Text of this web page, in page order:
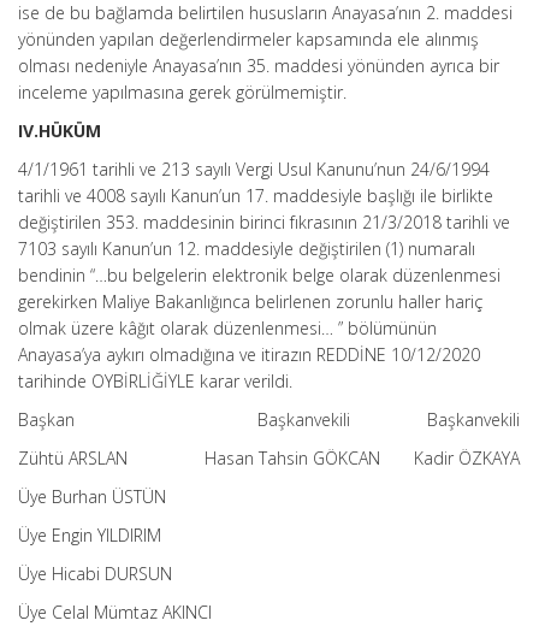
ise de bu bağlamda belirtilen hususların Anayasa’nın 2. maddesi
yönünden yapılan değerlendirmeler kapsamında ele alınmış
olması nedeniyle Anayasa’nın 35. maddesi yönünden ayrıca bir
inceleme yapılmasına gerek görülmemiştir.
IV.HÜKÜM
4/1/1961 tarihli ve 213 sayılı Vergi Usul Kanunu’nun 24/6/1994
tarihli ve 4008 sayılı Kanun’un 17. maddesiyle başlığı ile birlikte
değiştirilen 353. maddesinin birinci fıkrasının 21/3/2018 tarihli ve
7103 sayılı Kanun’un 12. maddesiyle değiştirilen (1) numaralı
bendinin “…bu belgelerin elektronik belge olarak düzenlenmesi
gerekirken Maliye Bakanlığınca belirlenen zorunlu haller hariç
olmak üzere kâğıt olarak düzenlenmesi… ” bölümünün
Anayasa’ya aykırı olmadığına ve itirazın REDDİNE 10/12/2020
tarihinde OYBİRLİĞİYLE karar verildi.
Başkan Başkanvekili Başkanvekili
Zühtü ARSLAN Hasan Tahsin GÖKCAN Kadir ÖZKAYA
Üye Burhan ÜSTÜN
Üye Engin YILDIRIM
Üye Hicabi DURSUN
Üye Celal Mümtaz AKINCI